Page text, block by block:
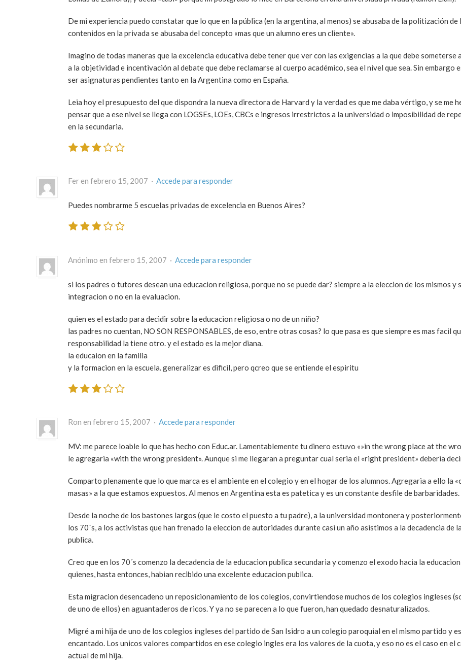
De mi experiencia puedo constatar que lo que en la pública (en la argentina, al menos) se abusaba de la politización de
contenidos en la privada se abusaba del concepto «mas que un alumno eres un cliente».
Imagino de todas maneras que la excelencia educativa debe tener que ver con las exigencias a la que debe someterse
a la objetividad e incentivación al debate que debe reclamarse al cuerpo académico, sea el nivel que sea. Sin embargo
ser asignaturas pendientes tanto en la Argentina como en España.
Leia hoy el presupuesto del que dispondra la nueva directora de Harvard y la verdad es que me daba vértigo, y se me
pensar que a ese nivel se llega con LOGSEs, LOEs, CBCs e ingresos irrestrictos a la universidad o imposibilidad de
en la secundaria.
Fer en febrero 15, 2007 · Accede para responder
Puedes nombrarme 5 escuelas privadas de excelencia en Buenos Aires?
Anónimo en febrero 15, 2007 · Accede para responder
si los padres o tutores desean una educacion religiosa, porque no se puede dar? siempre a la eleccion de los mismos y
integracion o no en la evaluacion.
quien es el estado para decidir sobre la educacion religiosa o no de un niño?
las padres no cuentan, NO SON RESPONSABLES, de eso, entre otras cosas? lo que pasa es que siempre es mas facil
responsabilidad la tiene otro. y el estado es la mejor diana.
la educaion en la familia
y la formacion en la escuela. generalizar es dificil, pero qcreo que se entiende el espiritu
Ron en febrero 15, 2007 · Accede para responder
MV: me parece loable lo que has hecho con Educ.ar. Lamentablemente tu dinero estuvo «»in the wrong place at the
le agregaria «with the wrong president». Aunque si me llegaran a preguntar cual seria el «right president» deberia
Comparto plenamente que lo que marca es el ambiente en el colegio y en el hogar de los alumnos. Agregaria a ello la
masas» a la que estamos expuestos. Al menos en Argentina esta es patetica y es un constante desfile de barbaridades.
Desde la noche de los bastones largos (que le costo el puesto a tu padre), a la universidad montonera y
los 70´s, a los activistas que han frenado la eleccion de autoridades durante casi un año asistimos a la decadencia de
publica.
Creo que en los 70´s comenzo la decadencia de la educacion publica secundaria y comenzo el exodo hacia la
quienes, hasta entonces, habian recibido una excelente educacion publica.
Esta migracion desencadeno un reposicionamiento de los colegios, convirtiendose muchos de los colegios ingleses
de uno de ellos) en aguantaderos de ricos. Y ya no se parecen a lo que fueron, han quedado desnaturalizados.
Migré a mi hija de uno de los colegios ingleses del partido de San Isidro a un colegio paroquial en el mismo partido y
encantado. Los unicos valores compartidos en ese colegio ingles era los valores de la cuota, y eso no es el caso en el
actual de mi hija.